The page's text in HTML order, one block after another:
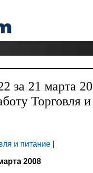
за 21 марта
Торговля и
и питание |
2008